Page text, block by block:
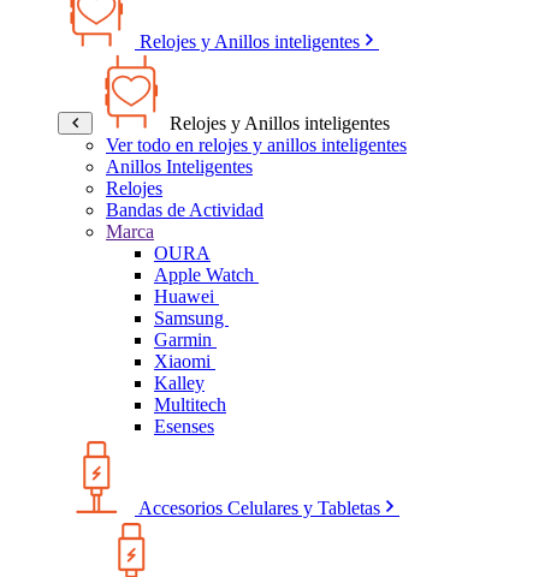
Relojes y Anillos inteligentes
Relojes y Anillos inteligentes
Ver todo en relojes y anillos inteligentes
Anillos Inteligentes
Relojes
Bandas de Actividad
Marca
OURA
Apple Watch
Huawei
Samsung
Garmin
Xiaomi
Kalley
Multitech
Esenses
Accesorios Celulares y Tabletas